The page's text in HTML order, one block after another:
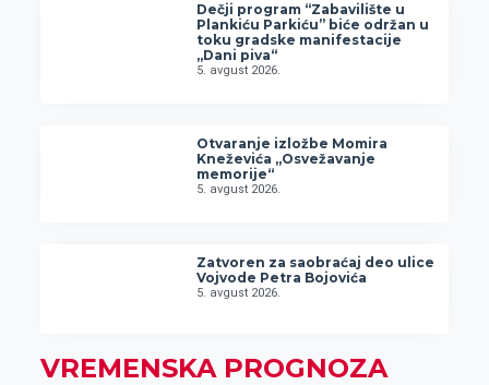
Dečji program “Zabavilište u
Plankiću Parkiću” biće održan u
toku gradske manifestacije
„Dani piva“
5. avgust 2026.
Otvaranje izložbe Momira
Kneževića „Osvežavanje
memorije“
5. avgust 2026.
Zatvoren za saobraćaj deo ulice
Vojvode Petra Bojovića
5. avgust 2026.
VREMENSKA PROGNOZA